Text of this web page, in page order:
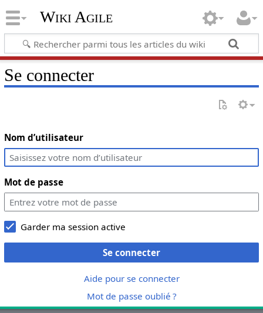
Wiki Agile
Se connecter
Nom d’utilisateur
Mot de passe
Garder ma session active
Se connecter
Aide pour se connecter
Mot de passe oublié ?